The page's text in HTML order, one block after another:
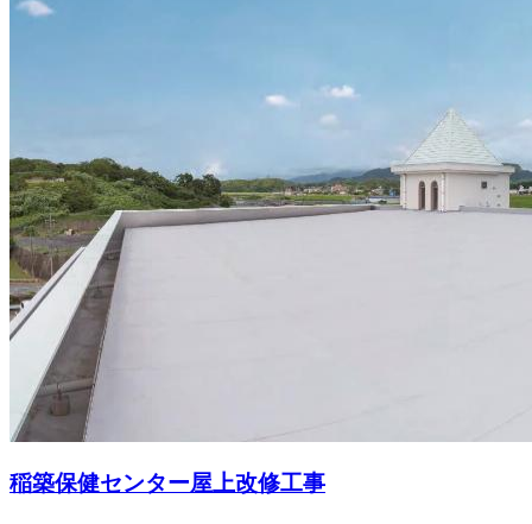
稲築保健センター屋上改修工事